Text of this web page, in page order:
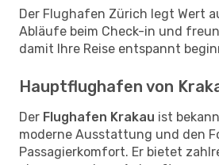
Der Flughafen Zürich legt Wert
Abläufe beim Check-in und
damit Ihre Reise entspannt
Hauptflughafen von
Der Flughafen Krakau ist
moderne Ausstattung und den
Passagierkomfort. Er bietet